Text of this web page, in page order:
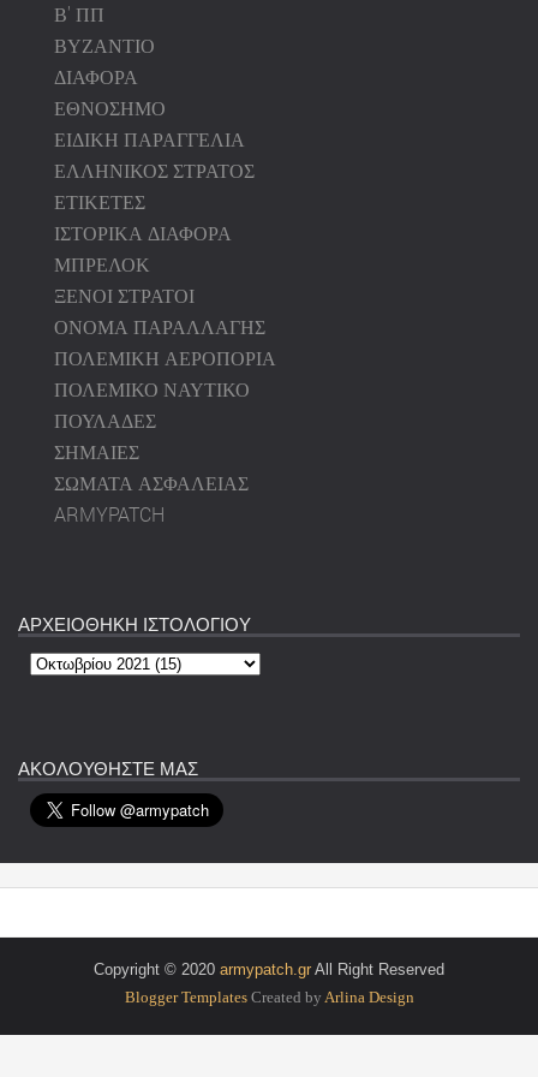
Β' ΠΠ
ΒΥΖΑΝΤΙΟ
ΔΙΑΦΟΡΑ
ΕΘΝΟΣΗΜΟ
ΕΙΔΙΚΗ ΠΑΡΑΓΓΕΛΙΑ
ΕΛΛΗΝΙΚΟΣ ΣΤΡΑΤΟΣ
ΕΤΙΚΕΤΕΣ
ΙΣΤΟΡΙΚΑ ΔΙΑΦΟΡΑ
ΜΠΡΕΛΟΚ
ΞΕΝΟΙ ΣΤΡΑΤΟΙ
ΟΝΟΜΑ ΠΑΡΑΛΛΑΓΗΣ
ΠΟΛΕΜΙΚΗ ΑΕΡΟΠΟΡΙΑ
ΠΟΛΕΜΙΚΟ ΝΑΥΤΙΚΟ
ΠΟΥΛΑΔΕΣ
ΣΗΜΑΙΕΣ
ΣΩΜΑΤΑ ΑΣΦΑΛΕΙΑΣ
ARMYPATCH
ΑΡΧΕΙΟΘΗΚΗ ΙΣΤΟΛΟΓΙΟΥ
ΑΚΟΛΟΥΘΗΣΤΕ ΜΑΣ
Copyright © 2020 armypatch.gr All Right Reserved
Blogger TemplatesCreated by Arlina Design